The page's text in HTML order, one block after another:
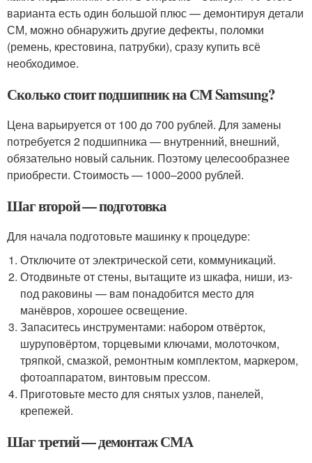
варианта есть один большой плюс — демонтируя детали
СМ, можно обнаружить другие дефекты, поломки
(ремень, крестовина, патрубки), сразу купить всё
необходимое.
Сколько стоит подшипник на СМ Samsung?
Цена варьируется от 100 до 700 рублей. Для замены
потребуется 2 подшипника — внутренний, внешний,
обязательно новый сальник. Поэтому целесообразнее
приобрести. Стоимость — 1000–2000 рублей.
Шаг второй — подготовка
Для начала подготовьте машинку к процедуре:
Отключите от электрической сети, коммуникаций.
Отодвиньте от стены, вытащите из шкафа, ниши, из-
под раковины — вам понадобится место для
манёвров, хорошее освещение.
Запаситесь инструментами: набором отвёрток,
шуруповёртом, торцевыми ключами, молоточком,
тряпкой, смазкой, ремонтным комплектом, маркером,
фотоаппаратом, винтовым прессом.
Приготовьте место для снятых узлов, панелей,
крепежей.
Шаг третий — демонтаж СМА